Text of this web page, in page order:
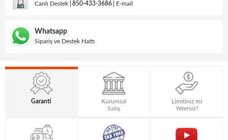
Canlı Destek 850-433-3686 E-mail
Whatsapp
Sipariş ve Destek Hattı
Garanti
Kurumsal
Satış
Limitiniz mi
Yetersiz?